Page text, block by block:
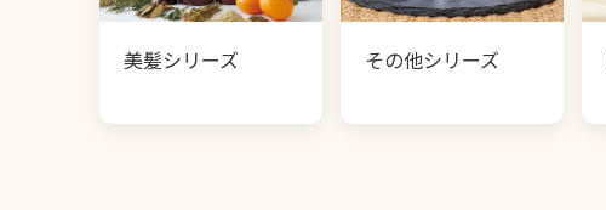
美髪シリーズ その他シリーズ